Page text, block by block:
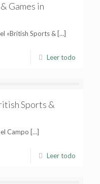
Games in
«British Sports & […]
Leer todo
Sports &
Campo […]
Leer todo